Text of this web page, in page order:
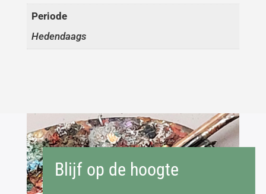
Periode
Hedendaags
Blijf op de hoogte